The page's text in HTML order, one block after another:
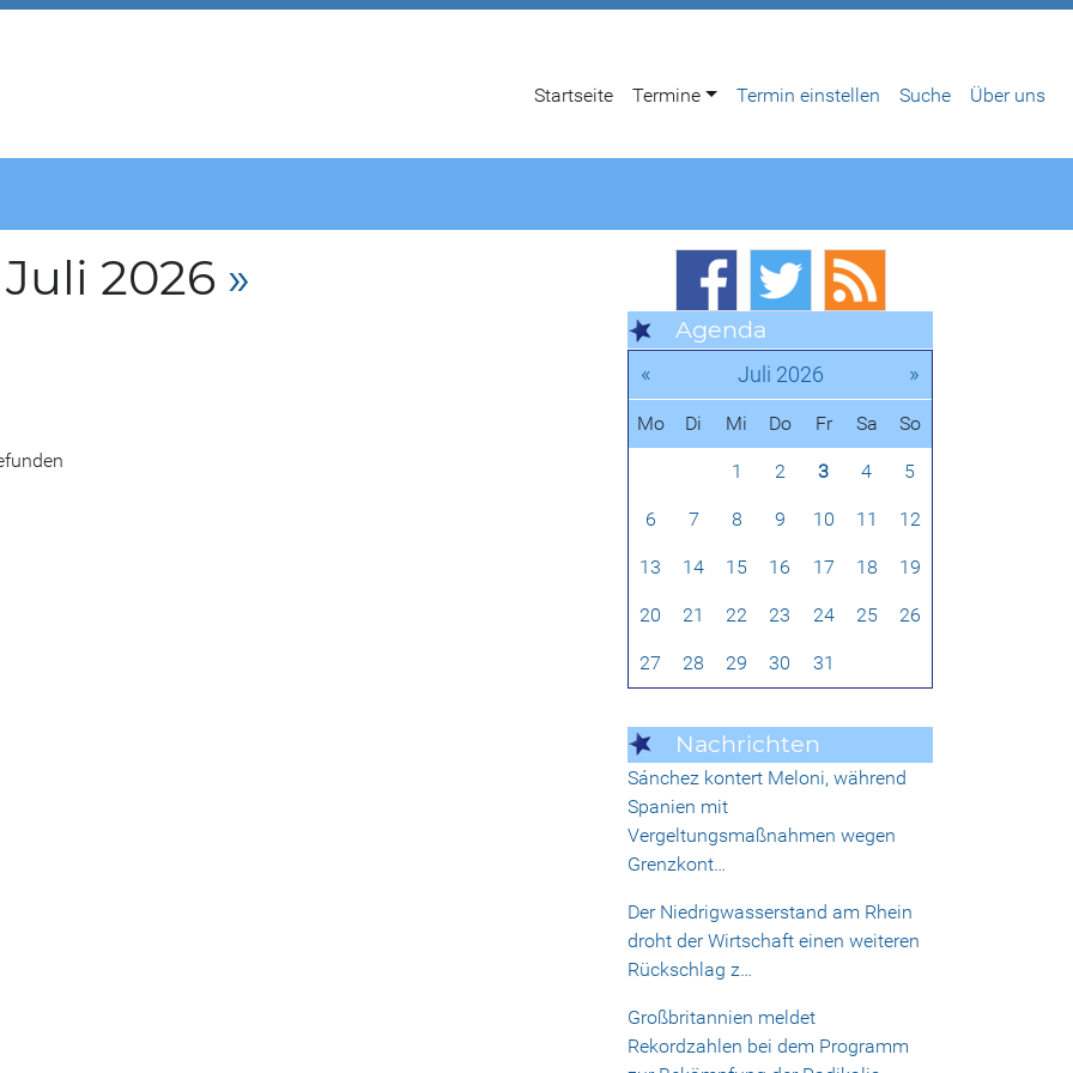
Startseite Termine Termin einstellen Suche Über uns
2026 »
Agenda
« Juli 2026 »
Mo Di Mi Do Fr Sa So
1 2 3 4 5
6 7 8 9 10 11 12
13 14 15 16 17 18 19
20 21 22 23 24 25 26
27 28 29 30 31
Nachrichten
Sánchez kontert Meloni, während
Spanien mit
Vergeltungsmaßnahmen wegen
Grenzkont…
Der Niedrigwasserstand am Rhein
droht der Wirtschaft einen weiteren
Rückschlag z…
Großbritannien meldet
Rekordzahlen bei dem Programm